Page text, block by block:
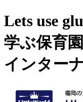
Lets use
学ぶ保育
インター